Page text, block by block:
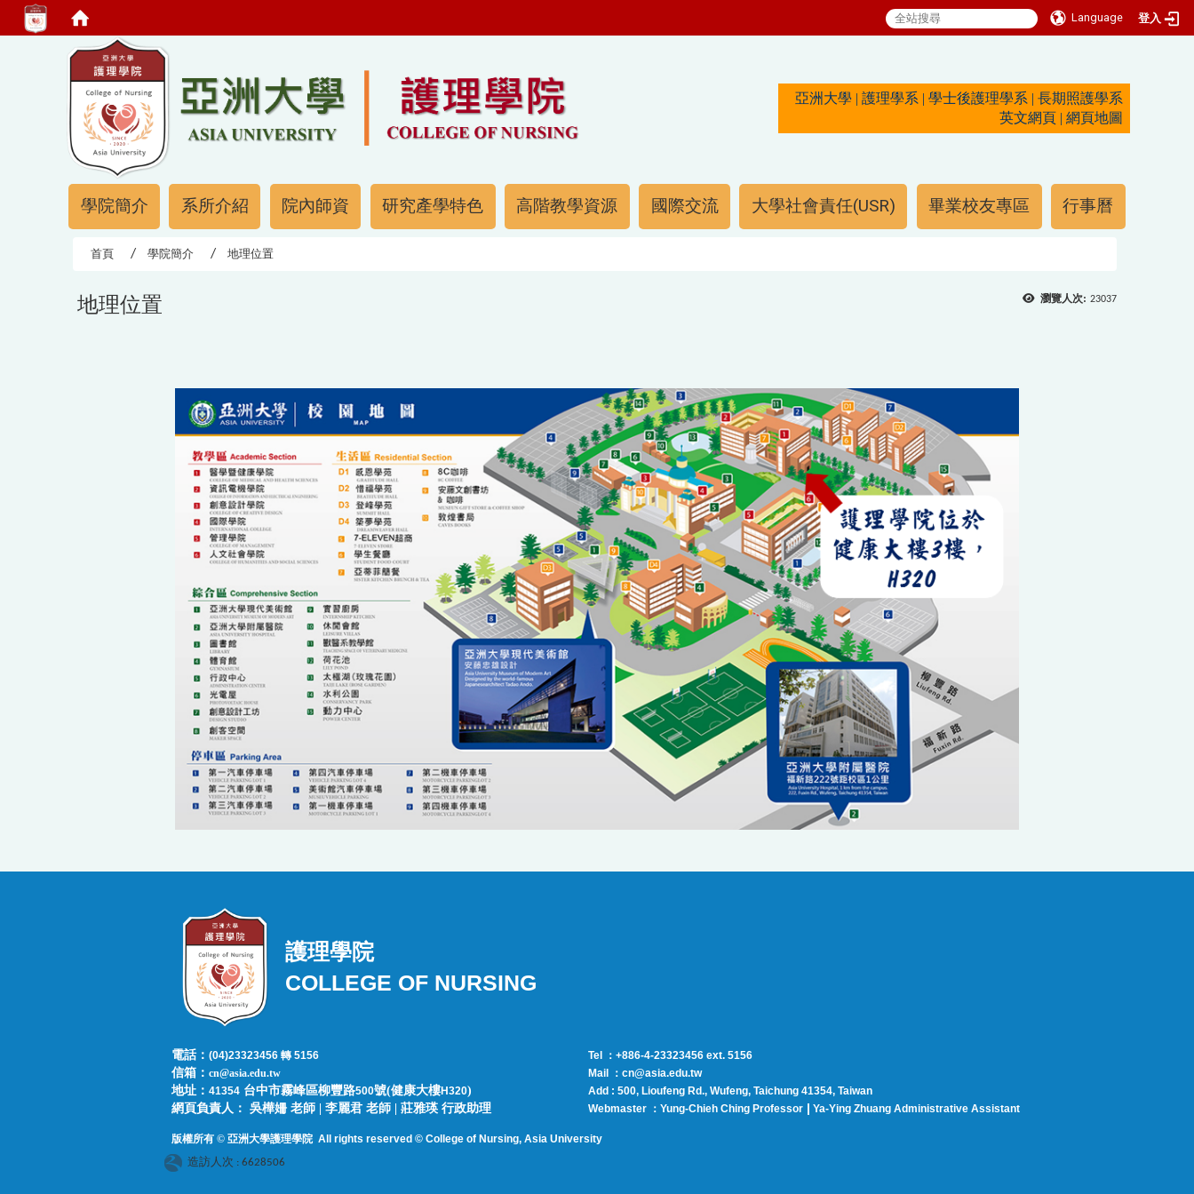
Language
登入
亞洲大學 | 護理學系 | 學士後護理學系 | 長期照護學系
英文網頁 | 網頁地圖
學院簡介 系所介紹 院內師資 研究產學特色 高階教學資源 國際交流 大學社會責任(USR) 畢業校友專區 行事曆
首頁 學院簡介 地理位置
瀏覽人次: 23037
地理位置
護理學院
COLLEGE OF NURSING
電話： (04)23323456 轉 5156
信箱： cn@asia.edu.tw
地址： 41354 台中市霧峰區柳豐路500號(健康大樓H320)
網頁負責人：​​​ ​吳樺姍 老師 | 李麗君 老師 | 莊雅瑛 行政助理
Tel ：+886-4-23323456 ext. 5156
Mail ：cn@asia.edu.tw
Add : 500, Lioufeng Rd., Wufeng, Taichung 41354, Taiwan
Webmaster ： Yung-Chieh Ching Professor| Ya-Ying Zhuang Administrative Assistant
版權所有 © 亞洲大學護理學院 All rights reserved © College of Nursing, Asia University
造訪人次 : 6628506